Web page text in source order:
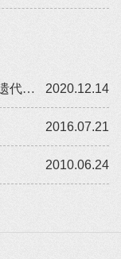
2020.12.14
福建省艺术馆召开2020-2021年国家级非遗代表性传承人记录工作拍摄方案论证会
2016.07.21
2010.06.24